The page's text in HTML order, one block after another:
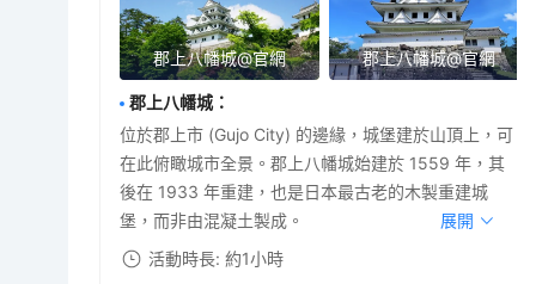
郡上八幡城@官網 郡上八幡城@官網
郡上八幡城：
位於郡上市 (Gujo City) 的邊緣，城堡建於山頂上，可
在此俯瞰城市全景。郡上八幡城始建於 1559 年，其
後在 1933 年重建，也是日本最古老的木製重建城
堡，而非由混凝土製成。
展開
活動時長: 約1小時